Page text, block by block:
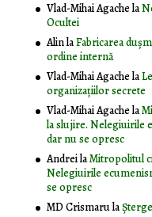
Vlad-Mihai Agachela
Ocultei
AlinlaFabricarea
ordine internă
Vlad-Mihai Agachela
organizaţiilor secrete
Vlad-Mihai Agachela
la slujire. Nelegiuirile
dar nu se opresc
AndreilaMitropolitul
Nelegiuirile
se opresc
MD Crismarula